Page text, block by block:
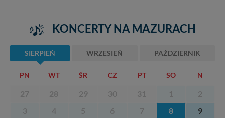
KONCERTY NA MAZURACH
SIERPIEŃ WRZESIEŃ PAŹDZIERNIK
PN WT ŚR CZ PT SO N
27 28 29 30 31 1
2
3
4 5 6 7 8
9